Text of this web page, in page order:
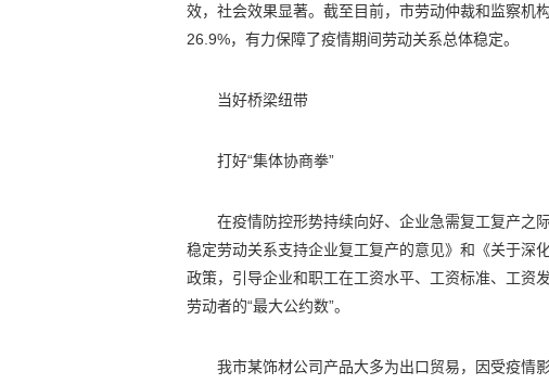
效，社会效果显著。截至目前，市劳动仲裁和监察机
26.9%，有力保障了疫情期间劳动关系总体稳定。
当好桥梁纽带
打好“集体协商拳”
在疫情防控形势持续向好、企业急需复工复产之
稳定劳动关系支持企业复工复产的意见》和《关于深
政策，引导企业和职工在工资水平、工资标准、工资
劳动者的“最大公约数”。
我市某饰材公司产品大多为出口贸易，因受疫情